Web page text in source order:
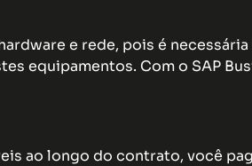
e rede, pois é
equipamentos. Com o SAP
ao longo do contrato, você